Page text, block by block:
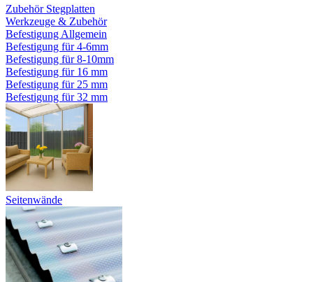
Zubehör Stegplatten
Werkzeuge & Zubehör
Befestigung Allgemein
Befestigung für 4-6mm
Befestigung für 8-10mm
Befestigung für 16 mm
Befestigung für 25 mm
Befestigung für 32 mm
Seitenwände